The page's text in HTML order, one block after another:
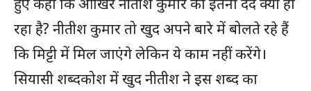
रहा है? नीतीश कुमार तो खुद अपने बारे में बोलते रहे हैं
कि मिट्टी में मिल जाएंगे लेकिन ये काम नहीं करेंगे।
सियासी शब्दकोश में खुद नीतीश ने इस शब्द का